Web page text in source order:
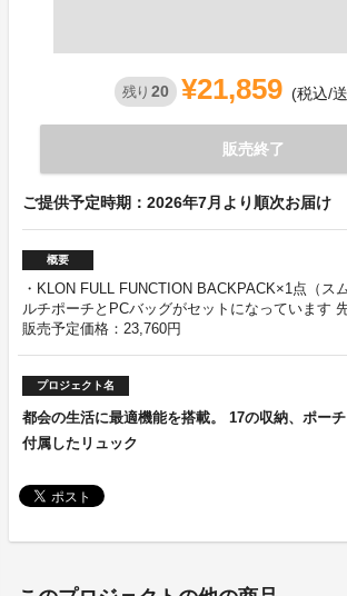
残り 20 ¥21,859 (税込/
販売終了
ご提供予定時期：2026年7月より順次お届け
概要
・KLON FULL FUNCTION BACKPACK×1点（ス
ルチポーチとPCバッグがセットになっていま
販売予定価格：23,760円
プロジェクト名
都会の生活に最適機能を搭載。 17の収納、ポー
付属したリュック